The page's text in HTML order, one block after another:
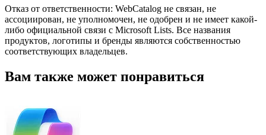
Отказ от ответственности: WebCatalog не связан, не
ассоциирован, не уполномочен, не одобрен и не имеет какой-
либо официальной связи с Microsoft Lists. Все названия
продуктов, логотипы и бренды являются собственностью
соответствующих владельцев.
Вам также может понравиться